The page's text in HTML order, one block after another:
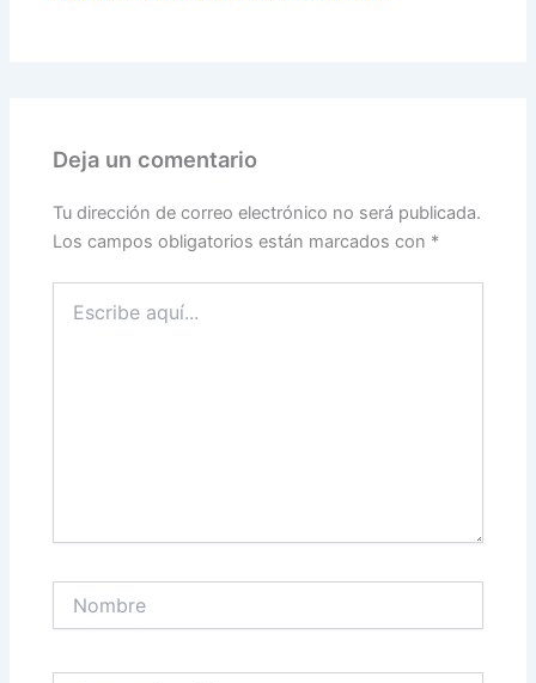
Deja un comentario
Tu dirección de correo electrónico no será publicada.
Los campos obligatorios están marcados con *
aquí...